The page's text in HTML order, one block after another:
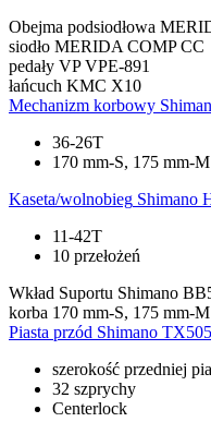
Obejma podsiodłowa
siodło MERIDA COMP CC
pedały VP VPE-891
łańcuch KMC X10
Mechanizm korbowy
36-26T
170 mm-S, 175 mm-
Kaseta/wolnobieg Shimano
11-42T
10 przełożeń
Wkład Suportu Shimano
korba 170 mm-S, 175 mm-
Piasta przód Shimano TX505
szerokość przedniej
32 szprychy
Centerlock